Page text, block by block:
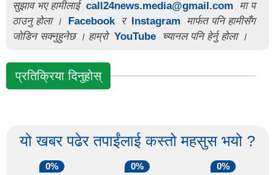
सुझाव भए हामीलाई call24news.media@gmail.com
मा प
ठाउनु होला ।
Facebook र Instagram
मार्फत पनि हामीसँग
जोडिन सक्नुहुनेछ । हाम्रो YouTube च्यानल पनि हेर्नु होला ।
प्रतिक्रिया दिनुहोस्
यो खबर पढेर तपाईंलाई कस्तो महसुस भयो ?
0% 0% 0%